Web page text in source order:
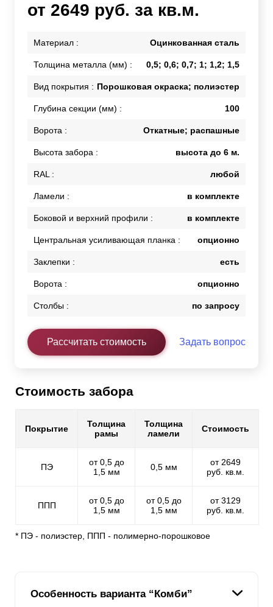
от 2649 руб. за кв.м.
Материал : Оцинкованная сталь
Толщина металла (мм) : 0,5; 0,6; 0,7; 1; 1,2; 1,5
Вид покрытия : Порошковая окраска; полиэстер
Глубина секции (мм) : 100
Ворота : Откатные; распашные
Высота забора : высота до 6 м.
RAL : любой
Ламели : в комплекте
Боковой и верхний профили : в комплекте
Центральная усиливающая планка : опционно
Заклепки : есть
Ворота : опционно
Столбы : по запросу
Рассчитать стоимость Задать вопрос
Стоимость забора
Покрытие
Толщина
рамы
Толщина
ламели
Стоимость
ПЭ
от 0,5 до
1,5 мм
0,5 мм
от 2649
руб. кв.м.
ППП
от 0,5 до
1,5 мм
от 0,5 до
1,5 мм
от 3129
руб. кв.м.
* ПЭ - полиэстер, ППП - полимерно-порошковое
Особенность варианта “Комби”